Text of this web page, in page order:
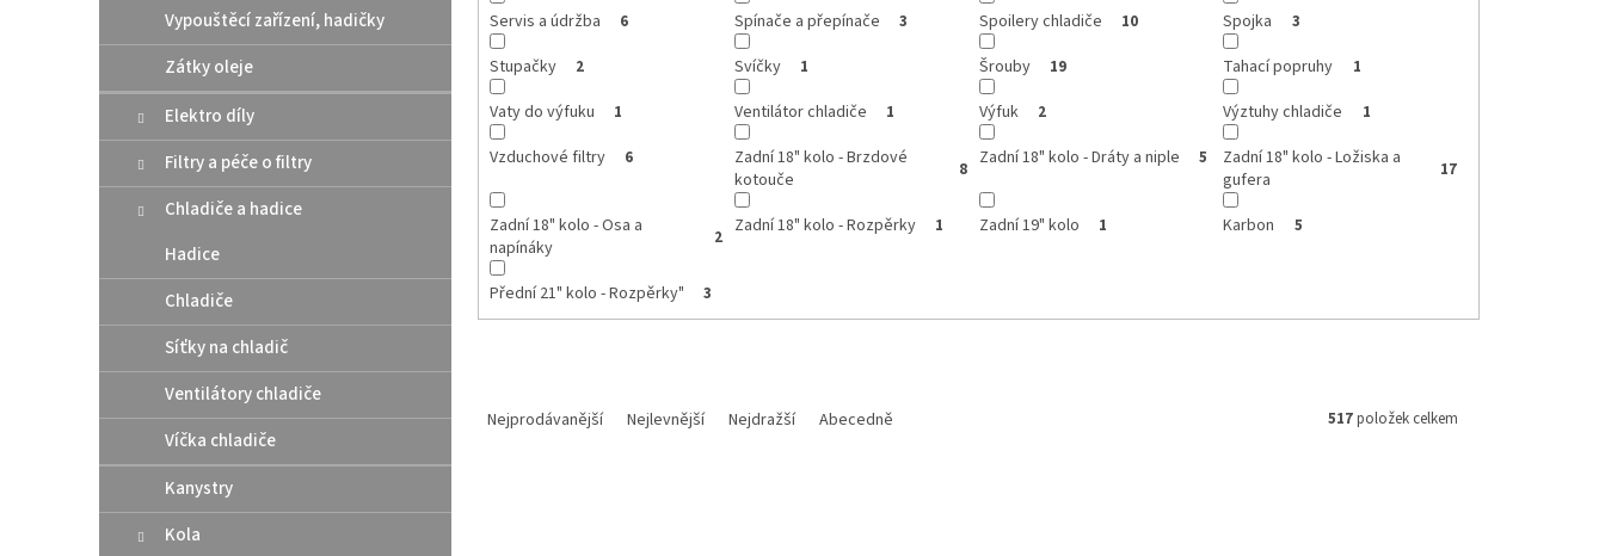
Vypouštěcí zařízení, hadičky
Zátky oleje
Elektro díly
Filtry a péče o filtry
Chladiče a hadice
Hadice
Chladiče
Síťky na chladič
Ventilátory chladiče
Víčka chladiče
Kanystry
Kola
Servis a údržba 6 Spínače a přepínače 3 Spoilery chladiče 10 Spojka 3
Stupačky 2 Svíčky 1 Šrouby 19 Tahací popruhy 1
Vaty do výfuku 1 Ventilátor chladiče 1 Výfuk 2 Výztuhy chladiče 1
Vzduchové filtry 6
Zadní 18" kolo - Brzdové
kotouče
8 Zadní 18" kolo - Dráty a niple 5
Zadní 18" kolo - Ložiska a
gufera
17
Zadní 18" kolo - Osa a
napínáky
2 Zadní 18" kolo - Rozpěrky 1 Zadní 19" kolo 1 Karbon 5
Přední 21" kolo - Rozpěrky" 3
Nejprodávanější Nejlevnější Nejdražší Abecedně 517položek celkem